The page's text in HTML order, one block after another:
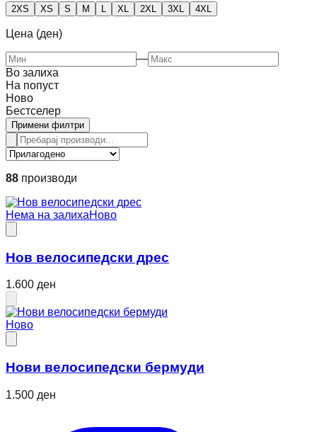
2XS XS S M XL 2XL 3XL 4XL
Цена (ден)
—
Во залиха
На попуст
Ново
Бестселер
Примени филтри
88 производи
Нема на залихаНово
Нов велосипедски дрес
1.600 ден
Ново
Нови велосипедски бермуди
1.500 ден